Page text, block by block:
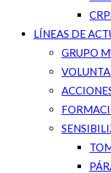
LÍNEAS DE
GRUPO